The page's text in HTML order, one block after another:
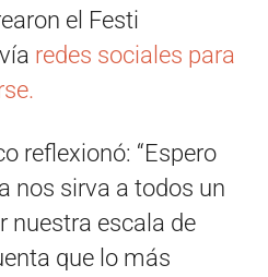
el Festi
redes sociales para
reflexionó: “Espero
nos sirva a todos un
nuestra escala de
que lo más